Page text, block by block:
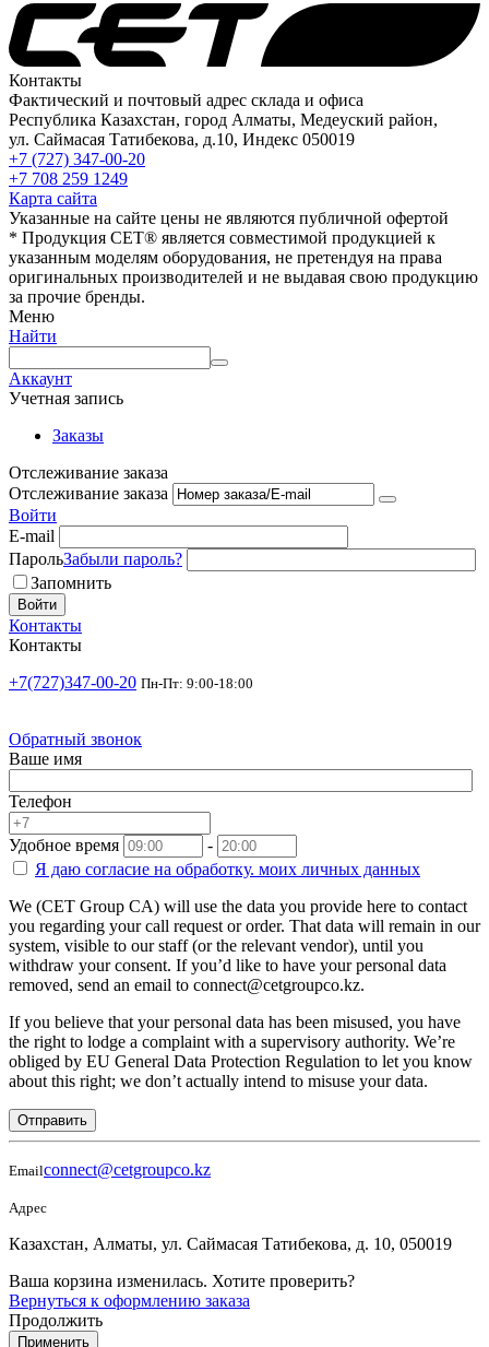
Контакты
Фактический и почтовый адрес склада и офиса
Республика Казахстан, город Алматы, Медеуский район,
ул. Саймасая Татибекова, д.10, Индекс 050019
+7 (727) 347-00-20
+7 708 259 1249
Карта сайта
Указанные на сайте цены не являются публичной офертой
* Продукция СЕТ® является совместимой продукцией к
указанным моделям оборудования, не претендуя на права
оригинальных производителей и не выдавая свою продукцию
за прочие бренды.
Меню
Найти
Аккаунт
Учетная запись
Заказы
Отслеживание заказа
Отслеживание заказа
Войти
E-mail
ПарольЗабыли пароль?
Запомнить
Войти
Контакты
Контакты
+7(727)347-00-20 Пн-Пт: 9:00-18:00
Обратный звонок
Ваше имя
Телефон
Удобное время
-
Я даю согласие на обработку. моих личных данных
We (CET Group CA) will use the data you provide here to contact
you regarding your call request or order. That data will remain in our
system, visible to our staff (or the relevant vendor), until you
withdraw your consent. If you’d like to have your personal data
removed, send an email to connect@cetgroupco.kz.
If you believe that your personal data has been misused, you have
the right to lodge a complaint with a supervisory authority. We’re
obliged by EU General Data Protection Regulation to let you know
about this right; we don’t actually intend to misuse your data.
Отправить
Emailconnect@cetgroupco.kz
Адрес
Казахстан, Алматы, ул. Саймасая Татибекова, д. 10, 050019
Ваша корзина изменилась. Хотите проверить?
Вернуться к оформлению заказа
Продолжить
Применить